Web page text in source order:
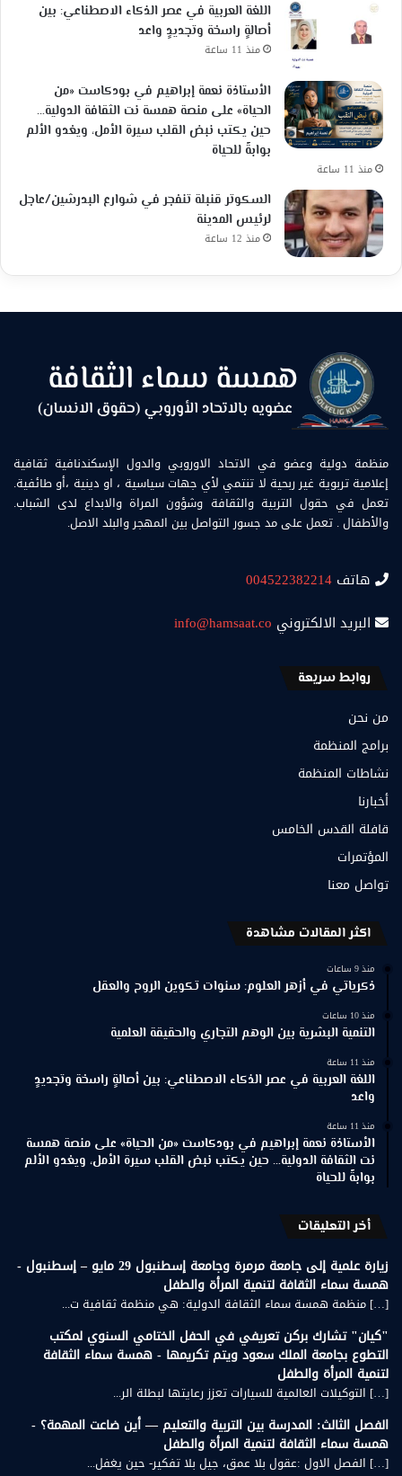
اللغة العربية في عصر الذكاء الاصطناعي: بين
أصالةٍ راسخة وتجديدٍ واعد
منذ 11 ساعة
الأستاذة نعمة إبراهيم في بودكاست «من
الحياة» على منصة همسة نت الثقافة الدولية…
حين يكتب نبض القلب سيرة الأمل، ويغدو الألم
بوابةً للحياة
منذ 11 ساعة
السكوتر قنبلة تنفجر في شوارع البدرشين/عاجل
لرئيس المدينة
منذ 12 ساعة
منظمة دولية وعضو في الاتحاد الاوروبي والدول الإسكندنافية ثقافية
إعلامية تربوية غير ربحية لا تنتمي لأي جهات سياسية ، او دينية ،أو طائفية.
تعمل في حقول التربية والثقافة وشؤون المراة والابداع لدى الشباب.
والأطفال . تعمل على مد جسور التواصل بين المهجر والبلد الاصل.
هاتف 004522382214
البريد الالكتروني info@hamsaat.co
روابط سريعة
من نحن
برامج المنظمة
نشاطات المنظمة
أخبارنا
قافلة القدس الخامس
المؤتمرات
تواصل معنا
اكثر المقالات مشاهدة
منذ 9 ساعات
ذكرياتي في أزهر العلوم: سنوات تكوين الروح والعقل
منذ 10 ساعات
التنمية البشرية بين الوهم التجاري والحقيقة العلمية
منذ 11 ساعة
اللغة العربية في عصر الذكاء الاصطناعي: بين أصالةٍ راسخة وتجديدٍ
واعد
منذ 11 ساعة
الأستاذة نعمة إبراهيم في بودكاست «من الحياة» على منصة همسة
نت الثقافة الدولية… حين يكتب نبض القلب سيرة الأمل، ويغدو الألم
بوابةً للحياة
أخر التعليقات
زيارة علمية إلى جامعة مرمرة وجامعة إسطنبول 29 مايو – إسطنبول -
همسة سماء الثقافة لتنمية المرأة والطفل
[…] منظمة همسة سماء الثقافة الدولية: هي منظمة ثقافية ت...
"كيان" تشارك بركن تعريفي في الحفل الختامي السنوي لمكتب
التطوع بجامعة الملك سعود ويتم تكريمها - همسة سماء الثقافة
لتنمية المرأة والطفل
[…] التوكيلات العالمية للسيارات تعزز رعايتها لبطلة الر...
الفصل الثالث: المدرسة بين التربية والتعليم — أين ضاعت المهمة؟ -
همسة سماء الثقافة لتنمية المرأة والطفل
[…] الفصل الاول :عقول بلا عمق، جيل بلا تفكير- حين يغفل...